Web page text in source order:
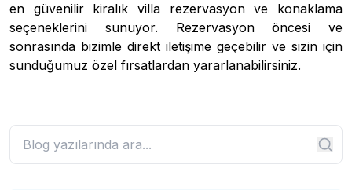
en güvenilir kiralık villa rezervasyon ve konaklama
seçeneklerini sunuyor. Rezervasyon öncesi ve
sonrasında bizimle direkt iletişime geçebilir ve sizin için
sunduğumuz özel fırsatlardan yararlanabilirsiniz.